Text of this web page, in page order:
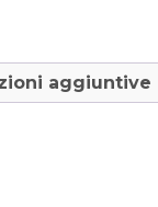
aggiuntive